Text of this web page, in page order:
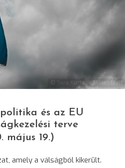
© Sara Kurfess/ Unsplash
és az EU
terve
május 19.)
amely a válságból kikerült.